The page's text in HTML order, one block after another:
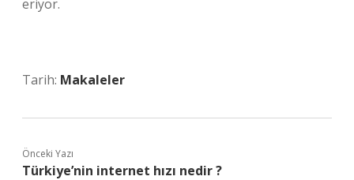
eriyor.
Tarih: Makaleler
Önceki Yazı
Türkiye’nin internet hızı nedir ?